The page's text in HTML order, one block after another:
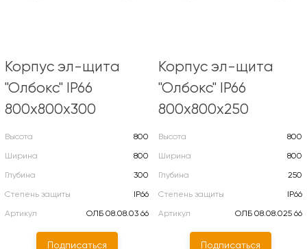
Корпус эл-щита
"Олбокс" IP66
800х800х300
Высота
800
Ширина
800
Глубина
300
Степень защиты
IP66
Артикул
ОЛБ 08.08.03 66
Подписаться
Корпус эл-щита
"Олбокс" IP66
800х800х250
Высота
800
Ширина
800
Глубина
250
Степень защиты
IP66
Артикул
ОЛБ 08.08.025 66
Подписаться